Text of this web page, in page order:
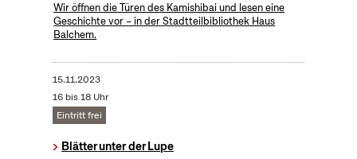
Wir öffnen die Türen des Kamishibai und lesen eine
Geschichte vor – in der Stadtteilbibliothek Haus
Balchem.
15.11.2023
16 bis 18 Uhr
Eintritt frei
Blätter unter der Lupe